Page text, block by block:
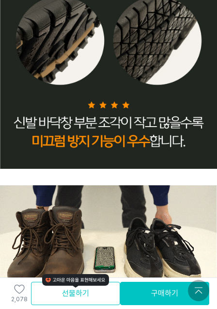
2,078
선물하기 구매하기